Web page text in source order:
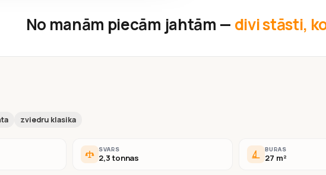
No manām piecām jahtām — divi stāsti,
zviedru klasika
SVARS
2,3 tonnas
BURAS
27 m²